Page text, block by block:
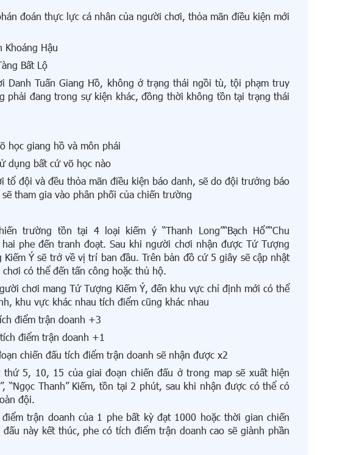
đoán thực lực cá nhân của người chơi, thỏa mãn điều kiện mới
Khoáng Hậu
Bất Lộ
Danh Tuấn Giang Hồ, không ở trạng thái ngồi tù, tội phạm truy
phải đang trong sự kiện khác, đồng thời không tồn tại trạng thái
học giang hồ và môn phái
dụng bất cứ võ học nào
tổ đội và đều thỏa mãn điều kiện báo danh, sẽ do đội trưởng báo
tham gia vào phân phối của chiến trường
trường tồn tại 4 loại kiếm ý “Thanh Long”“Bạch Hổ”“Chu
hai phe đến tranh đoạt. Sau khi người chơi nhận được Tứ Tượng
Ý sẽ trở về vị trí ban đầu. Trên bản đồ cứ 5 giây sẽ cập nhật
có thể đến tấn công hoặc thủ hộ.
chơi mang Tứ Tượng Kiếm Ý, đến khu vực chỉ định mới có thể
khu vực khác nhau tích điểm cũng khác nhau
điểm trận doanh +3
điểm trận doanh +1
chiến đấu tích điểm trận doanh sẽ nhận được x2
thứ 5, 10, 15 của giai đoạn chiến đấu ở trong map sẽ xuất hiện
“Ngọc Thanh” Kiếm, tồn tại 2 phút, sau khi nhận được có thể có
đội.
trận doanh của 1 phe bất kỳ đạt 1000 hoặc thời gian chiến
này kết thúc, phe có tích điểm trận doanh cao sẽ giành phần